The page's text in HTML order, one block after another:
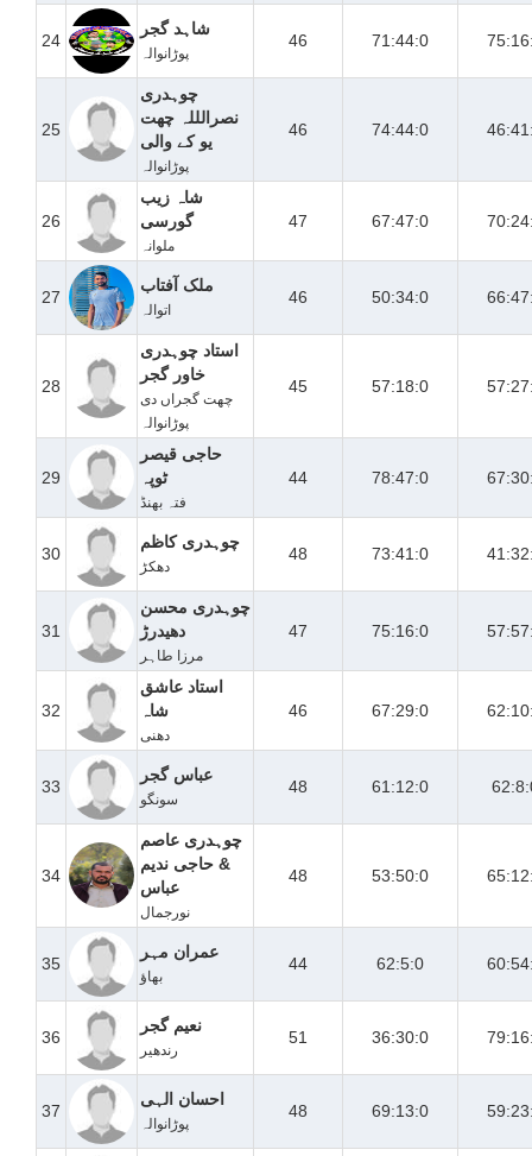
24
شاہد گجر
پوڑانوالہ
46 71:44:0
25
چوہدری
نصرالللہ چھت
یو کے والی
پوڑانوالہ
46 74:44:0
26
شاہ زیب
گورسی
ملوانہ
47 67:47:0
27
ملک آفتاب
اتوالہ
46 50:34:0
28
استاد چوہدری
خاور گجر
چھت گجراں دی
پوڑانوالہ
45 57:18:0
29
حاجی قیصر
ٹوپہ
فتہ بھنڈ
44 78:47:0
30
چوہدری کاظم
دھکڑ
48 73:41:0
31
چوہدری محسن
دھیدرڑ
مرزا طاہر
47 75:16:0
32
استاد عاشق
شاہ
دھنی
46 67:29:0
33
عباس گجر
سونگو
48 61:12:0
34
چوہدری عاصم
& حاجی ندیم
عباس
نورجمال
48 53:50:0
35
عمران مہر
بھاؤ
44 62:5:0
36
نعیم گجر
رندھیر
51 36:30:0
37
احسان الہی
پوڑانوالہ
48 69:13:0